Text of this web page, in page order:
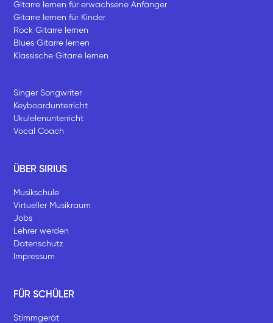
Gitarre lernen für erwachsene Anfänger
Gitarre lernen für Kinder
Rock Gitarre lernen
Blues Gitarre lernen
Klassische Gitarre lernen
Singer Songwriter
Keyboardunterricht
Ukulelenunterricht
Vocal Coach
ÜBER SIRIUS
Musikschule
Virtueller Musikraum
Jobs
Lehrer werden
Datenschutz
Impressum
FÜR SCHÜLER
Stimmgerät